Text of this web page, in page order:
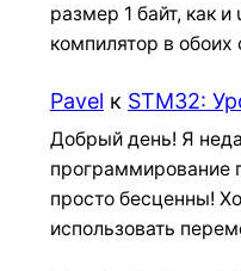
размер 1 байт, как
компилятор в обоих
Pavel к STM32:
Добрый день! Я
программирование
просто бесценны!
использовать